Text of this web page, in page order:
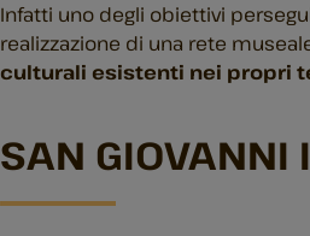
Infatti uno degli obiettivi
realizzazione di una rete
culturali esistenti nei propri
SAN GIOVANNI